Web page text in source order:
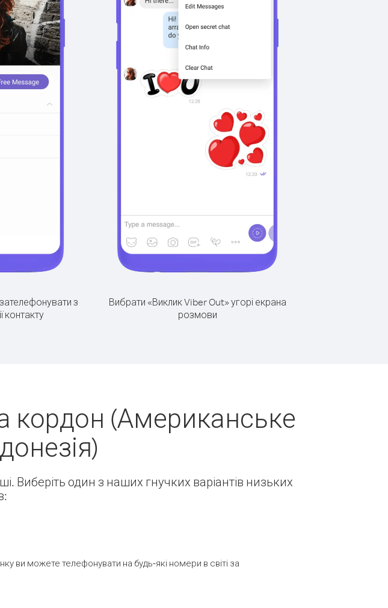
з
контакту
Вибрати «Виклик Viber Out» угорі екрана
розмови
кордон (Американське
Виберіть один з наших гнучких варіантів низьких
ви можете телефонувати на будь-які номери в світі за